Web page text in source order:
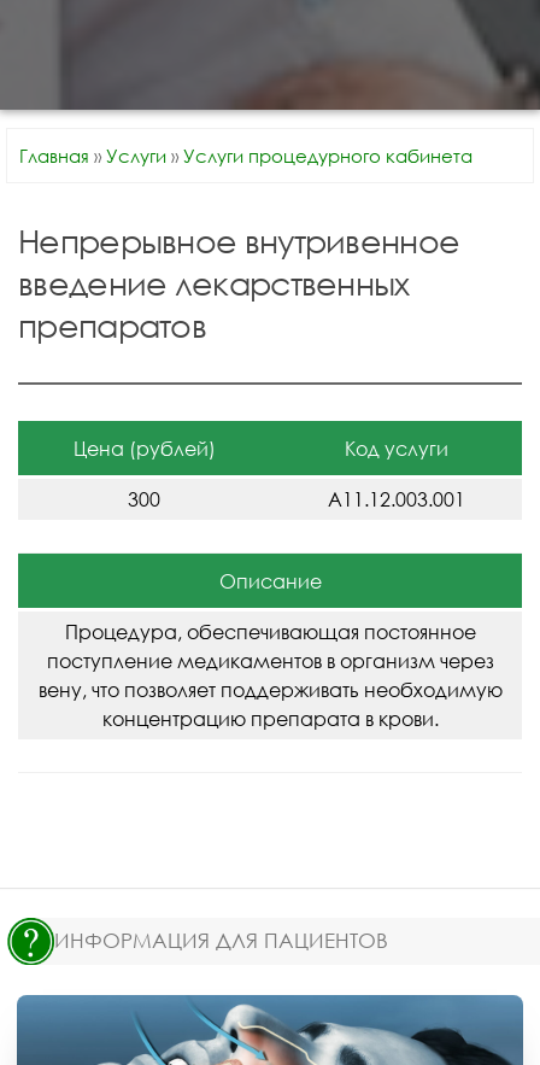
Главная » Услуги » Услуги процедурного кабинета
Непрерывное внутривенное
введение лекарственных
препаратов
Цена (рублей) Код услуги
300 A11.12.003.001
Описание
Процедура, обеспечивающая постоянное
поступление медикаментов в организм через
вену, что позволяет поддерживать необходимую
концентрацию препарата в крови.
ИНФОРМАЦИЯ ДЛЯ ПАЦИЕНТОВ